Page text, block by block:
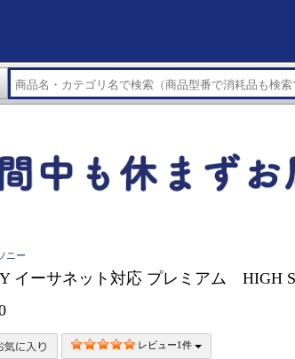
ニー
イーサネット対応 プレミアム HIGH
レビュー1件